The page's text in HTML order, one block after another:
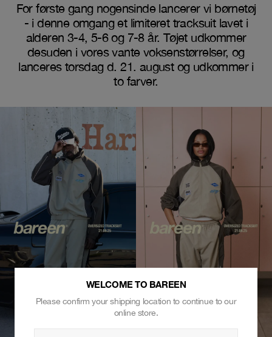
For første gang nogensinde lancerer vi børnetøj
- i denne omgang et limiteret tracksuit lavet i
alderen 3-4, 5-6 og 7-8 år. Tøjet udkommer
desuden i vores vante voksenstørrelser, og
lanceres torsdag d. 21. august og udkommer i
to farver.
WELCOME TO BAREEN
Please confirm your shipping location to continue to our
online store.